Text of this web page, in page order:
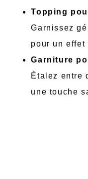
Topping
Garnissez
pour un effet
Garniture
Étalez entre
une touche